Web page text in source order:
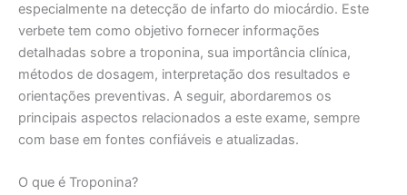
especialmente na detecção de infarto do miocárdio. Este
verbete tem como objetivo fornecer informações
detalhadas sobre a troponina, sua importância clínica,
métodos de dosagem, interpretação dos resultados e
orientações preventivas. A seguir, abordaremos os
principais aspectos relacionados a este exame, sempre
com base em fontes confiáveis e atualizadas.
O que é Troponina?